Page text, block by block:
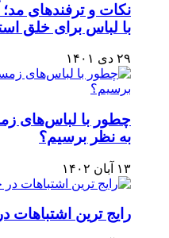
نکات و ترفندهای
با لباس برای خلق
۲۹ دی ۱۴۰۱
چطور با لباس‌های
به نظر برسیم؟
۱۳ آبان ۱۴۰۲
رایج ترین اشتباهات